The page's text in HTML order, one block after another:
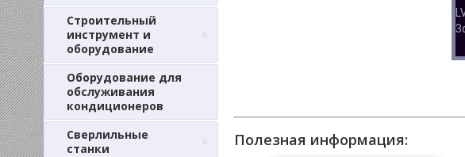
Строительный
инструмент и
оборудование
Оборудование для
обслуживания
кондиционеров
Сверлильные
станки
Полезная информация: